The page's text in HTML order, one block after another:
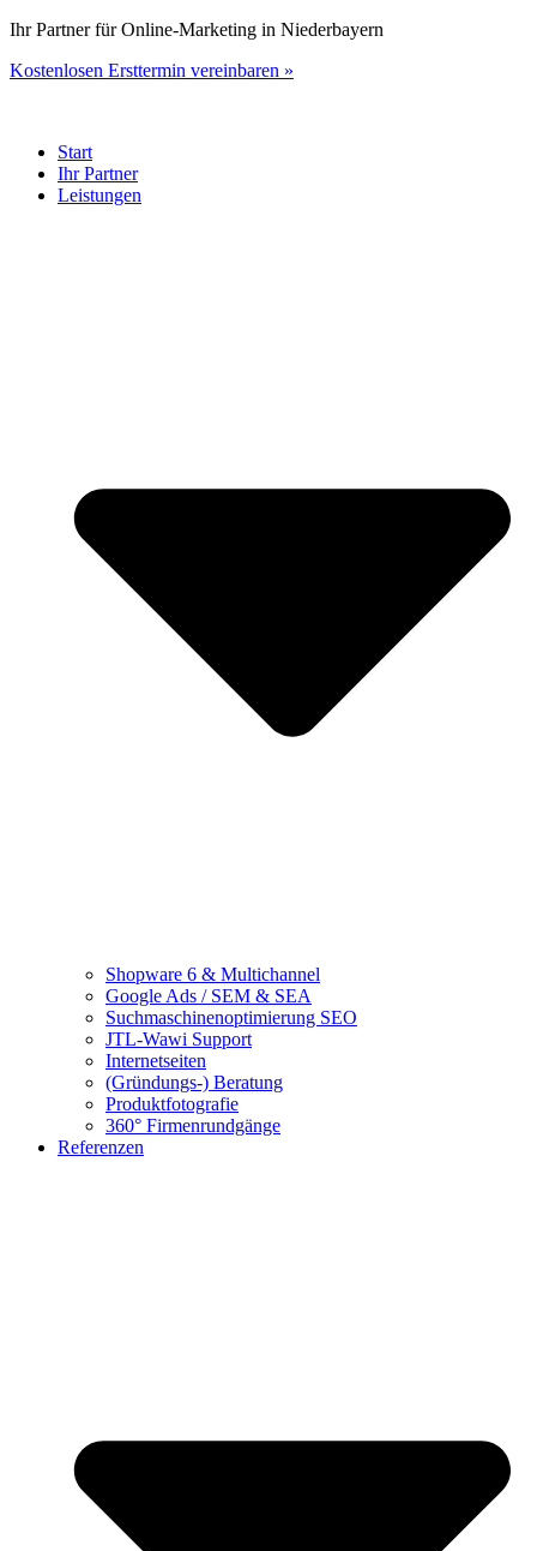
Zum
springen
Ihr Partner für Online-Marketing in Niederbayern
Kostenlosen Ersttermin vereinbaren »
Start
Ihr Partner
Leistungen
Shopware 6 & Multichannel
Google Ads / SEM & SEA
Suchmaschinenoptimierung SEO
JTL-Wawi Support
Internetseiten
(Gründungs-) Beratung
Produktfotografie
360° Firmenrundgänge
Referenzen